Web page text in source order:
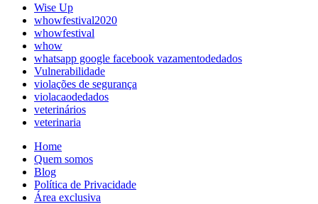
Wise Up
whowfestival2020
whowfestival
whow
whatsapp google facebook vazamentodedados
Vulnerabilidade
violações de segurança
violacaodedados
veterinários
veterinaria
Home
Quem somos
Blog
Política de Privacidade
Área exclusiva